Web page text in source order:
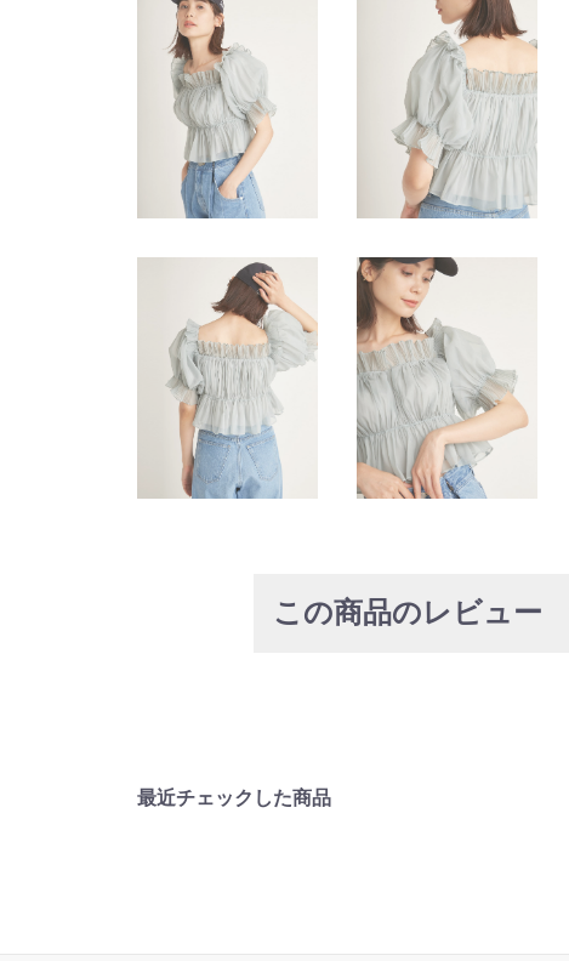
この商品のレビュー
最近チェックした商品